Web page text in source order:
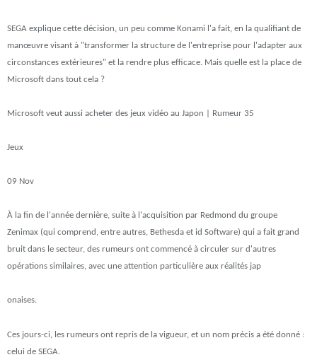
SEGA explique cette décision, un peu comme Konami l'a fait, en la qualifiant de
manœuvre visant à "transformer la structure de l'entreprise pour l'adapter aux
circonstances extérieures" et la rendre plus efficace. Mais quelle est la place de
Microsoft dans tout cela ?
Microsoft veut aussi acheter des jeux vidéo au Japon | Rumeur 35
Jeux
09 Nov
À la fin de l'année dernière, suite à l'acquisition par Redmond du groupe
Zenimax (qui comprend, entre autres, Bethesda et id Software) qui a fait grand
bruit dans le secteur, des rumeurs ont commencé à circuler sur d'autres
opérations similaires, avec une attention particulière aux réalités jap
onaises.
Ces jours-ci, les rumeurs ont repris de la vigueur, et un nom précis a été donné :
celui de SEGA.